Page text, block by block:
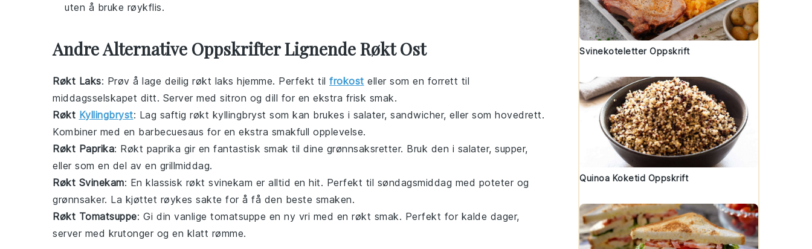
uten å bruke røykflis.
Andre Alternative Oppskrifter Lignende Røkt Ost
Røkt Laks: Prøv å lage deilig røkt laks hjemme. Perfekt til frokost eller som en forrett til
middagsselskapet ditt. Server med sitron og dill for en ekstra frisk smak.
Røkt Kyllingbryst: Lag saftig røkt kyllingbryst som kan brukes i salater, sandwicher, eller som hovedrett.
Kombiner med en barbecuesaus for en ekstra smakfull opplevelse.
Røkt Paprika: Røkt paprika gir en fantastisk smak til dine grønnsaksretter. Bruk den i salater, supper,
eller som en del av en grillmiddag.
Røkt Svinekam: En klassisk røkt svinekam er alltid en hit. Perfekt til søndagsmiddag med poteter og
grønnsaker. La kjøttet røykes sakte for å få den beste smaken.
Røkt Tomatsuppe: Gi din vanlige tomatsuppe en ny vri med en røkt smak. Perfekt for kalde dager,
server med krutonger og en klatt rømme.
Svinekoteletter Oppskrift
Quinoa Koketid Oppskrift